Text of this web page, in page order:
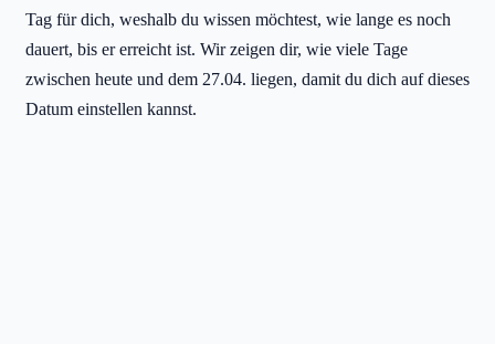
Tag für dich, weshalb du wissen möchtest, wie lange es noch
dauert, bis er erreicht ist. Wir zeigen dir, wie viele Tage
zwischen heute und dem 27.04. liegen, damit du dich auf dieses
Datum einstellen kannst.